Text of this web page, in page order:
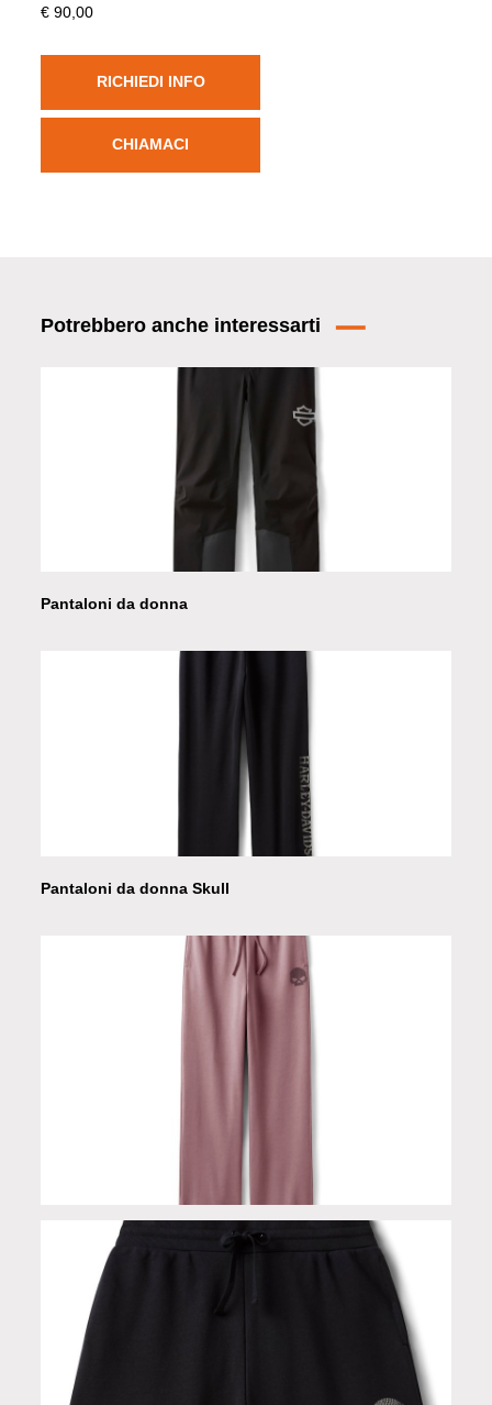
€ 90,00
RICHIEDI INFO
CHIAMACI
Potrebbero anche interessarti
Pantaloni da donna
Pantaloni da donna Skull